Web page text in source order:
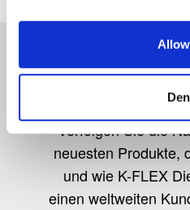
K-Flex
Verfolgen Sie die
neuesten Produkte,
und wie K-FLEX
einen weltweiten